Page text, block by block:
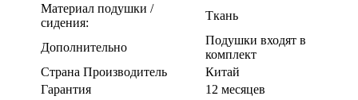
Материал подушки /
сидения:
Ткань
Дополнительно
Подушки входят в
комплект
Страна Производитель
Китай
Гарантия
12 месяцев